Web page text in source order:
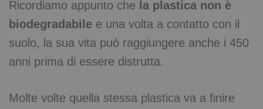
Ricordiamo appunto che la plastica non è
biodegradabile e una volta a contatto con il
suolo, la sua vita può raggiungere anche i 450
anni prima di essere distrutta.
Molte volte quella stessa plastica va a finire